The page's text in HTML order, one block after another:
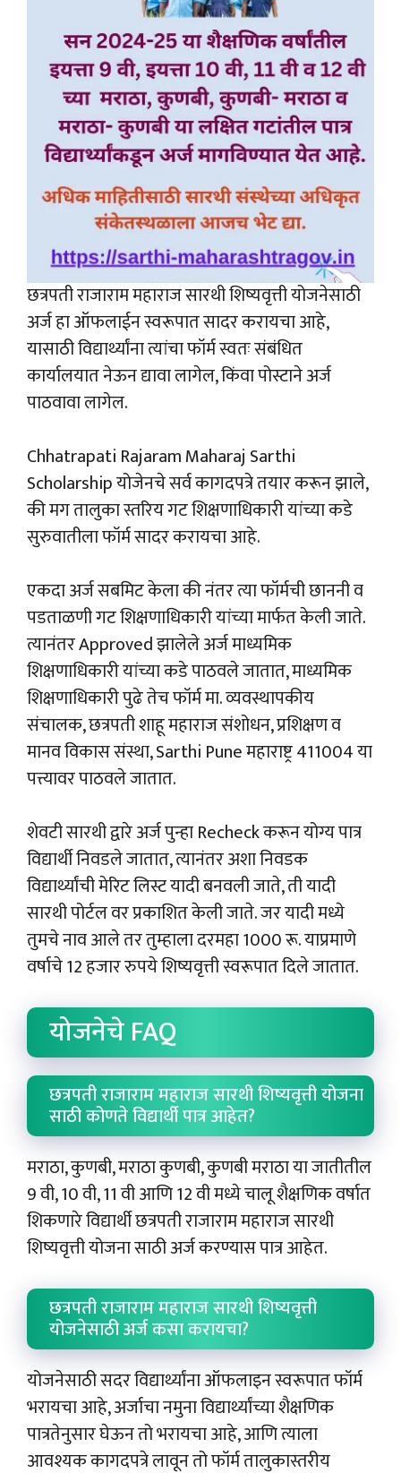
छत्रपती राजाराम महाराज सारथी शिष्यवृत्ती योजनेसाठी
अर्ज हा ऑफलाईन स्वरूपात सादर करायचा आहे,
यासाठी विद्यार्थ्यांना त्यांचा फॉर्म स्वतः संबंधित
कार्यालयात नेऊन द्यावा लागेल, किंवा पोस्टाने अर्ज
पाठवावा लागेल.
Chhatrapati Rajaram Maharaj Sarthi
Scholarship योजेनचे सर्व कागदपत्रे तयार करून झाले,
की मग तालुका स्तरिय गट शिक्षणाधिकारी यांच्या कडे
सुरुवातीला फॉर्म सादर करायचा आहे.
एकदा अर्ज सबमिट केला की नंतर त्या फॉर्मची छाननी व
पडताळणी गट शिक्षणाधिकारी यांच्या मार्फत केली जाते.
त्यानंतर Approved झालेले अर्ज माध्यमिक
शिक्षणाधिकारी यांच्या कडे पाठवले जातात, माध्यमिक
शिक्षणाधिकारी पुढे तेच फॉर्म मा. व्यवस्थापकीय
संचालक, छत्रपती शाहू महाराज संशोधन, प्रशिक्षण व
मानव विकास संस्था, Sarthi Pune महाराष्ट्र 411004 या
पत्त्यावर पाठवले जातात.
शेवटी सारथी द्वारे अर्ज पुन्हा Recheck करून योग्य पात्र
विद्यार्थी निवडले जातात, त्यानंतर अशा निवडक
विद्यार्थ्यांची मेरिट लिस्ट यादी बनवली जाते, ती यादी
सारथी पोर्टल वर प्रकाशित केली जाते. जर यादी मध्ये
तुमचे नाव आले तर तुम्हाला दरमहा 1000 रू. याप्रमाणे
वर्षाचे 12 हजार रुपये शिष्यवृत्ती स्वरूपात दिले जातात.
योजनेचे FAQ
छत्रपती राजाराम महाराज सारथी शिष्यवृत्ती योजना
साठी कोणते विद्यार्थी पात्र आहेत?
मराठा, कुणबी, मराठा कुणबी, कुणबी मराठा या जातीतील
9 वी, 10 वी, 11 वी आणि 12 वी मध्ये चालू शैक्षणिक वर्षात
शिकणारे विद्यार्थी छत्रपती राजाराम महाराज सारथी
शिष्यवृत्ती योजना साठी अर्ज करण्यास पात्र आहेत.
छत्रपती राजाराम महाराज सारथी शिष्यवृत्ती
योजनेसाठी अर्ज कसा करायचा?
योजनेसाठी सदर विद्यार्थ्यांना ऑफलाइन स्वरूपात फॉर्म
भरायचा आहे, अर्जाचा नमुना विद्यार्थ्यांच्या शैक्षणिक
पात्रतेनुसार घेऊन तो भरायचा आहे, आणि त्याला
आवश्यक कागदपत्रे लावून तो फॉर्म तालुकास्तरीय